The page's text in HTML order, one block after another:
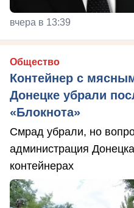
вчера в 13:39
Общество
Контейнер с
Донецке убрали
«Блокнота»
Смрад убрали, но
администрация
контейнерах